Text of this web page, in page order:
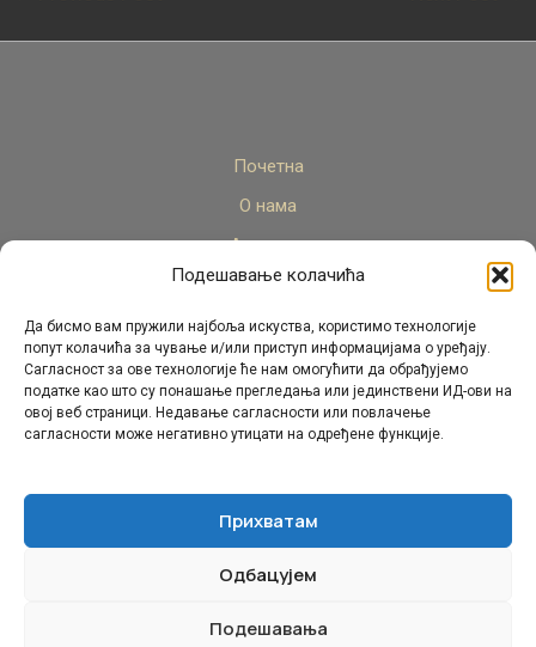
Подешавање колачића
Да бисмо вам пружили најбоља искуства, користимо технологије
попут колачића за чување и/или приступ информацијама о уређају.
Сагласност за ове технологије ће нам омогућити да обрађујемо
податке као што су понашање прегледања или јединствени ИД-ови на
овој веб страници. Недавање сагласности или повлачење
сагласности може негативно утицати на одређене функције.
Прихватам
Одбацујем
Подешавања
Почетна
О нама
Актуелно
Стручни кадар
Пројекти
Архива
Контакт
© Републички педагошки завод Републике Српске.